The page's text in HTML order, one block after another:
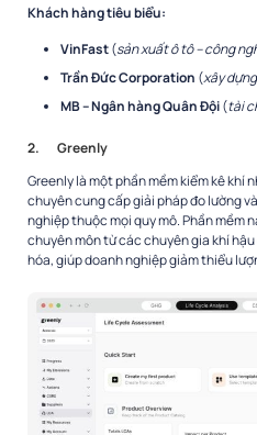
Khách hàng tiêu biểu:
VinFast(sản xuất ô tô – công
Trần Đức Corporation (xây
MB – Ngân hàng Quân Đội(tài
2. Greenly
Greenly là một phần mềm kiểm kê khí
chuyên cung cấp giải pháp đo lường
nghiệp thuộc mọi quy mô. Phần mềm
chuyên môn từ các chuyên gia khí
hóa, giúp doanh nghiệp giảm thiểu